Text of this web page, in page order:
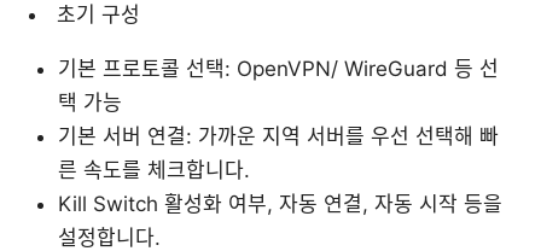
초기 구성
기본 프로토콜 선택: OpenVPN/ WireGuard 등 선
택 가능
기본 서버 연결: 가까운 지역 서버를 우선 선택해 빠
른 속도를 체크합니다.
Kill Switch 활성화 여부, 자동 연결, 자동 시작 등을
설정합니다.